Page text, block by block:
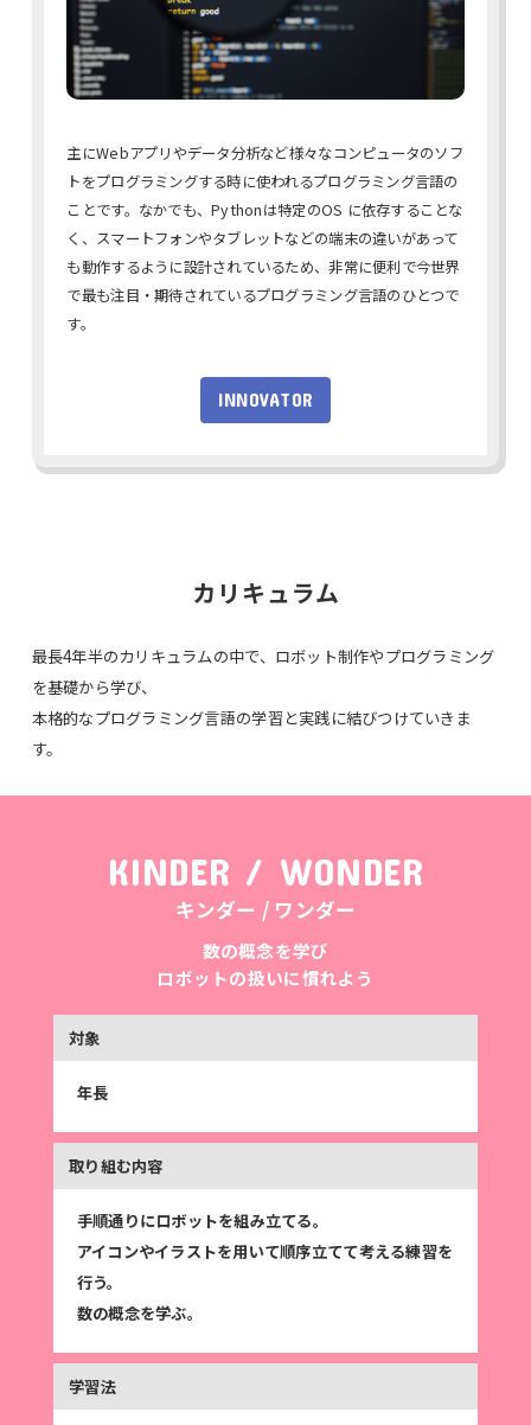
主にWebアプリやデータ分析など様々なコンピュータのソフ
トをプログラミングする時に使われるプログラミング言語の
ことです。なかでも、Pythonは特定のOS に依存することな
く、スマートフォンやタブレットなどの端末の違いがあって
も動作するように設計されているため、非常に便利で今世界
で最も注目・期待されているプログラミング言語のひとつで
す。
INNOVATOR
カリキュラム
最長4年半のカリキュラムの中で、ロボット制作やプログラミング
を基礎から学び、
本格的なプログラミング言語の学習と実践に結びつけていきま
す。
KINDER / WONDER
キンダー / ワンダー
数の概念を学び
ロボットの扱いに慣れよう
年長
手順通りにロボットを組み立てる。
アイコンやイラストを用いて順序立てて考える練習を
行う。
数の概念を学ぶ。